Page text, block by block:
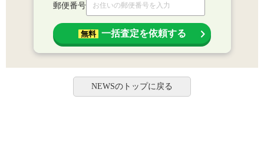
郵便番号
無料 一括査定を依頼する
NEWSのトップに戻る